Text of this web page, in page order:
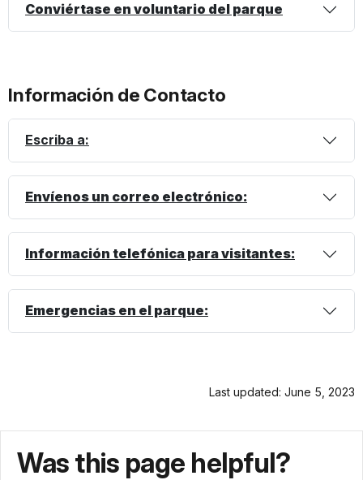
Conviértase en voluntario del parque
Información de Contacto
Escriba a:
Envíenos un correo electrónico:
Información telefónica para visitantes:
Emergencias en el parque:
Last updated: June 5, 2023
Was this page helpful?